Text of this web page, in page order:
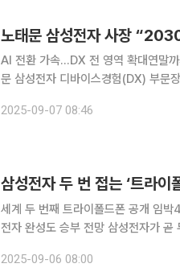
AI 전환 가속…DX 전 영역 확대연말까
문 삼성전자 디바이스경험(DX) 부문
다. AI로 일하고, 성장해나가는 회사
2025-09-07 08:46
삼성전자 두 번 접는 ‘트라
세계 두 번째 트라이폴드폰 공개 임
전자 완성도 승부 전망 삼성전자가 곧 두 번 접히는 ‘트라이폴드’ 스마트폰을 공개한다. 지난해 중국
2025-09-06 08:00